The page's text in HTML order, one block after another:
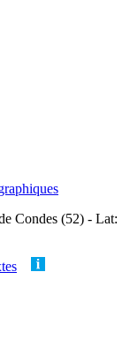
Condes (52) - Lat: